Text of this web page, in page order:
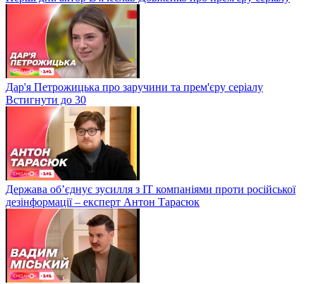
Дар'я Петрожицька про заручини та прем'єру серіалу
Встигнути до 30
Держава об’єднує зусилля з ІТ компаніями проти російської
дезінформації – експерт Антон Тарасюк